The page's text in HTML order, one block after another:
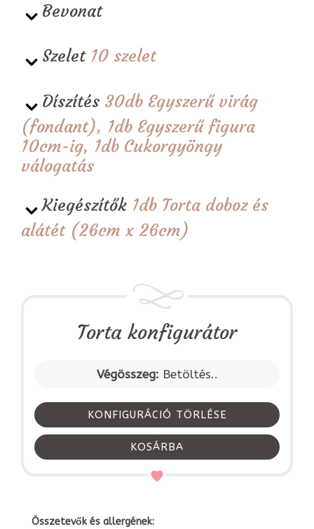
Bevonat
Szelet 10 szelet
Díszítés 30db Egyszerű virág
(fondant), 1db Egyszerű figura
10cm-ig, 1db Cukorgyöngy
válogatás
Kiegészítők 1db Torta doboz és
alátét (26cm x 26cm)
Torta konfigurátor
Végösszeg: Betöltés..
KONFIGURÁCIÓ TÖRLÉSE
KOSÁRBA
Összetevők és allergének: